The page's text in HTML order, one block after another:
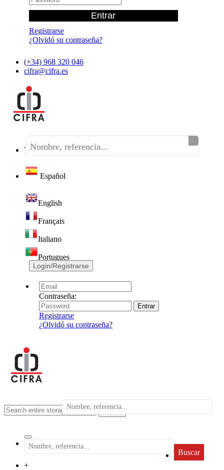
Registrarse
¿Olvidó su contraseña?
(+34) 968 320 046
cifra@cifra.es
Teléfono:(+34) 968 320 046
Español
English
Français
Italiano
Portugues
Login/Registrarse
Contraseña:
Registrarse
¿Olvidó su contraseña?
search
Buscar
+